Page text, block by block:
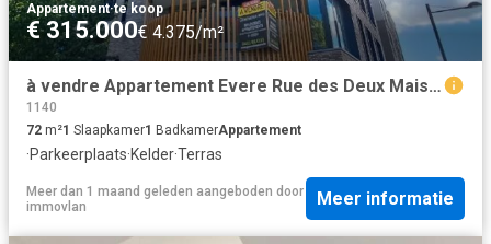
Appartement·te koop
€ 315.000€ 4.375/m²
à vendre Appartement Evere Rue des Deux Maisons Saphir 20
1140
72 m²1 Slaapkamer1 BadkamerAppartement
·Parkeerplaats·Kelder·Terras
Meer dan 1 maand geleden aangeboden door
immovlan
Meer informatie